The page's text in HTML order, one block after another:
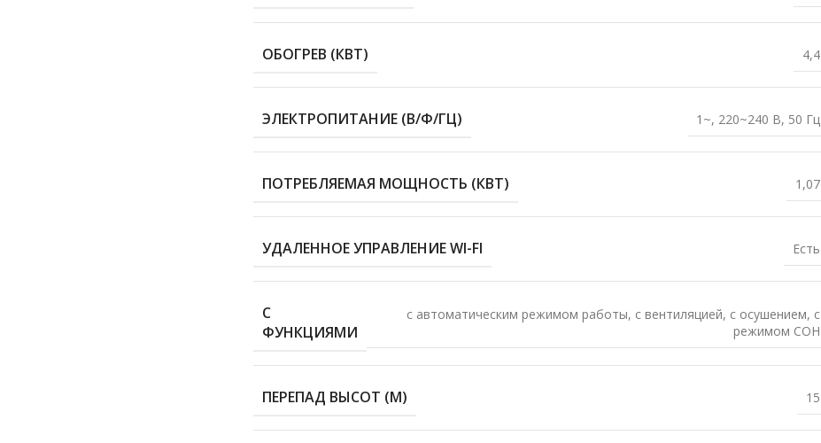
ОБОГРЕВ (КВТ) 4,4
ЭЛЕКТРОПИТАНИЕ (В/Ф/ГЦ) 1~, 220~240 В, 50 Гц
ПОТРЕБЛЯЕМАЯ МОЩНОСТЬ (КВТ) 1,07
УДАЛЕННОЕ УПРАВЛЕНИЕ WI-FI Есть
С
ФУНКЦИЯМИ
с автоматическим режимом работы, с вентиляцией, с осушением, с
режимом СОН
ПЕРЕПАД ВЫСОТ (М) 15